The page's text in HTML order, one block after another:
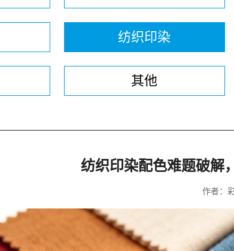
纺织印染
其他
纺织印染配色难题破解
作者：